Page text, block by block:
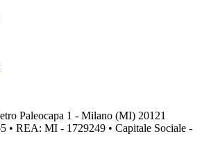
Paleocapa 1 - Milano (MI) 20121
• REA: MI - 1729249 • Capitale Sociale -